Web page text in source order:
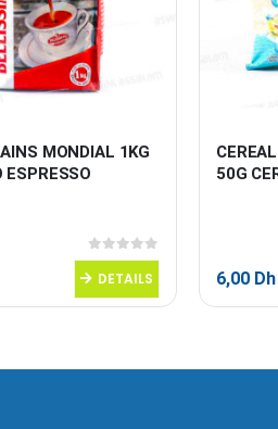
MONDIAL 1KG
ESPRESSO
0sur 5
DETAILS
50G
6,00 Dh